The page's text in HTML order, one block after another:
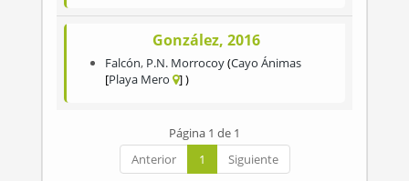
González, 2016
Falcón, P.N. Morrocoy Cayo Ánimas
Playa Mero
Página 1 de 1
Anterior
1 Siguiente